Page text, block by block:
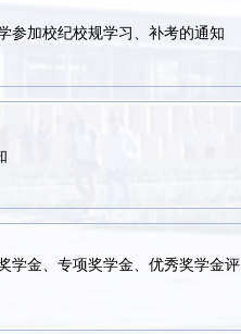
参加校纪校规学习、补考的通知
学金、专项奖学金、优秀奖学金评